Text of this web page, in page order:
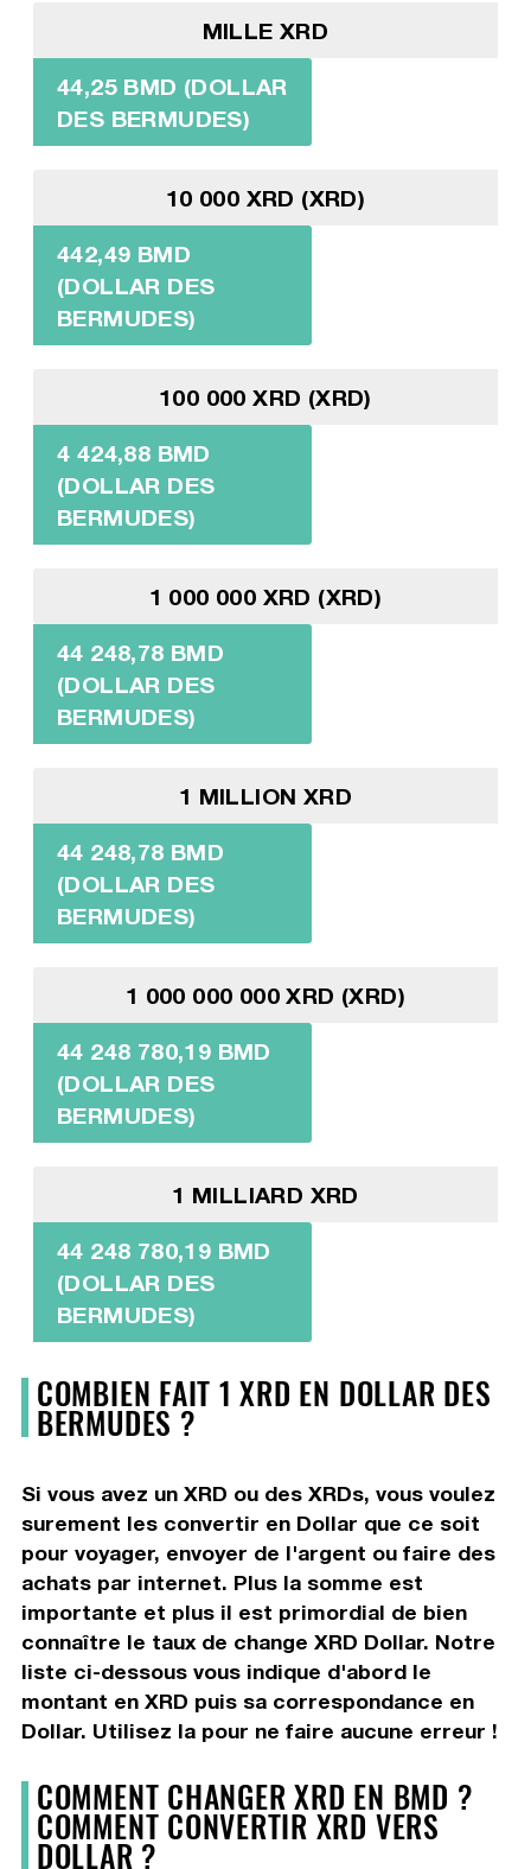
MILLE XRD
44,25 BMD (DOLLAR
DES BERMUDES)
10 000 XRD (XRD)
442,49 BMD
(DOLLAR DES
BERMUDES)
100 000 XRD (XRD)
4 424,88 BMD
(DOLLAR DES
BERMUDES)
1 000 000 XRD (XRD)
44 248,78 BMD
(DOLLAR DES
BERMUDES)
1 MILLION XRD
44 248,78 BMD
(DOLLAR DES
BERMUDES)
1 000 000 000 XRD (XRD)
44 248 780,19 BMD
(DOLLAR DES
BERMUDES)
1 MILLIARD XRD
44 248 780,19 BMD
(DOLLAR DES
BERMUDES)
COMBIEN FAIT 1 XRD EN DOLLAR DES
BERMUDES ?
Si vous avez un XRD ou des XRDs, vous voulez
surement les convertir en Dollar que ce soit
pour voyager, envoyer de l'argent ou faire des
achats par internet. Plus la somme est
importante et plus il est primordial de bien
connaître le taux de change XRD Dollar. Notre
liste ci-dessous vous indique d'abord le
montant en XRD puis sa correspondance en
Dollar. Utilisez la pour ne faire aucune erreur !
COMMENT CHANGER XRD EN BMD ?
COMMENT CONVERTIR XRD VERS
DOLLAR ?